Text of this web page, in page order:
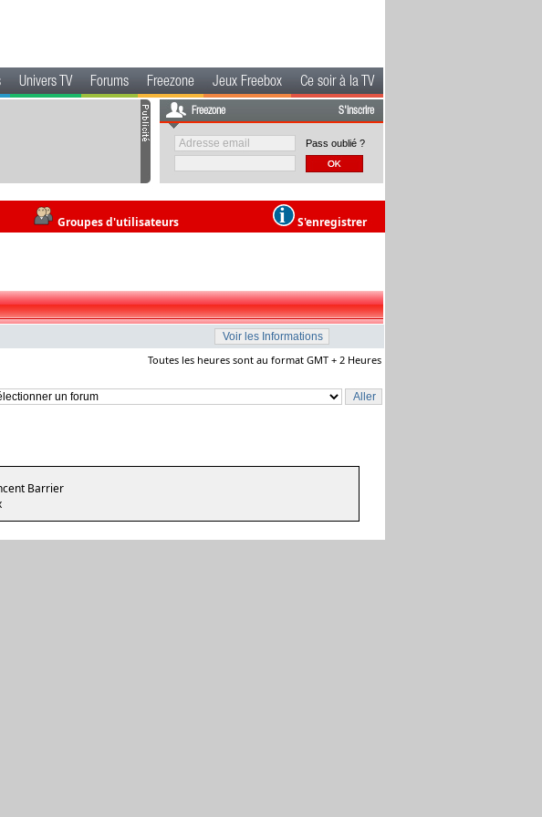
Univers TV Forums Freezone Jeux Freebox Ce soir à la TV
Freezone S'inscrire
Pass oublié ?
Groupes d'utilisateurs S'enregistrer
Toutes les heures sont au format GMT + 2 Heures
Barrier